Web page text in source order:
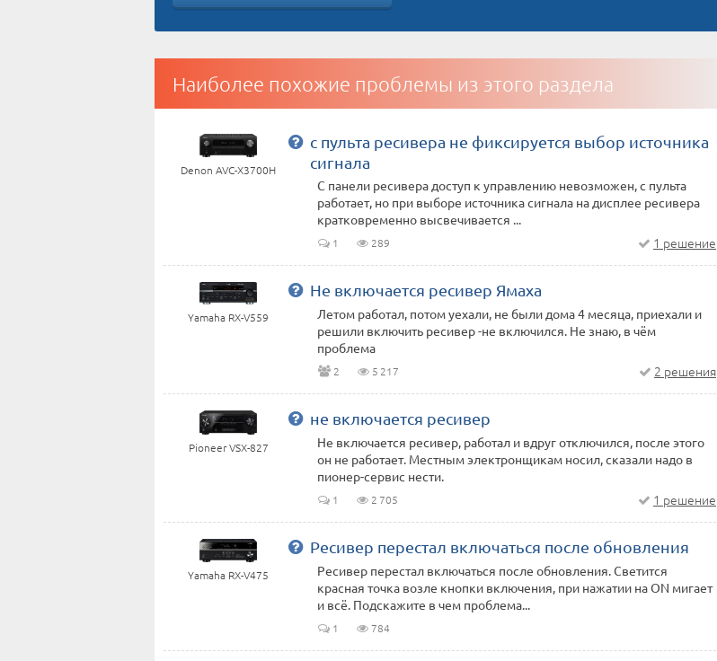
Наиболее похожие проблемы из этого раздела
Denon AVC-X3700H
с пульта ресивера не фиксируется выбор источника
сигнала
С панели ресивера доступ к управлению невозможен, с пульта
работает, но при выборе источника сигнала на дисплее ресивера
кратковременно высвечивается ...
1 289 1 решение
Yamaha RX-V559
Не включается ресивер Ямаха
Летом работал, потом уехали, не были дома 4 месяца, приехали и
решили включить ресивер -не включился. Не знаю, в чём
проблема
2 5 217 2 решения
Pioneer VSX-827
не включается ресивер
Не включается ресивер, работал и вдруг отключился, после этого
он не работает. Местным электронщикам носил, сказали надо в
пионер-сервис нести.
1 2 705 1 решение
Yamaha RX-V475
Ресивер перестал включаться после обновления
Ресивер перестал включаться после обновления. Светится
красная точка возле кнопки включения, при нажатии на ON мигает
и всё. Подскажите в чем проблема...
1 784